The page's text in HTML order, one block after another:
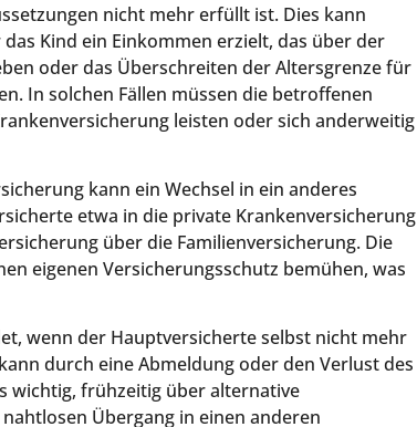
nicht mehr erfüllt ist. Dies kann
Kind ein Einkommen erzielt, das über der
oder das Überschreiten der Altersgrenze für
In solchen Fällen müssen die betroffenen
leisten oder sich anderweitig
kann ein Wechsel in ein anderes
etwa in die private Krankenversicherung
über die Familienversicherung. Die
eigenen Versicherungsschutz bemühen, was
wenn der Hauptversicherte selbst nicht mehr
durch eine Abmeldung oder den Verlust des
wichtig, frühzeitig über alternative
Übergang in einen anderen